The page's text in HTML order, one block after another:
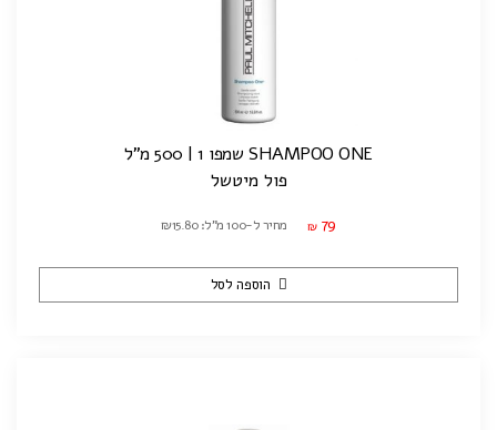
SHAMPOO ONE שמפו 1 | 500 מ"ל
פול מיטשל
₪ 79 מחיר ל-100 מ"ל: ₪15.80
הוספה לסל